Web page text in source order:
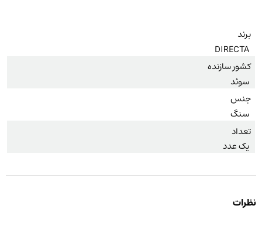
برند
DIRECTA
کشور سازنده
سوئد
جنس
سنگ
تعداد
یک عدد
نظرات